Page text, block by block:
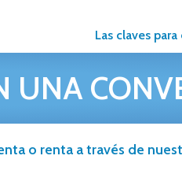
Las claves
UNA
o renta a través de